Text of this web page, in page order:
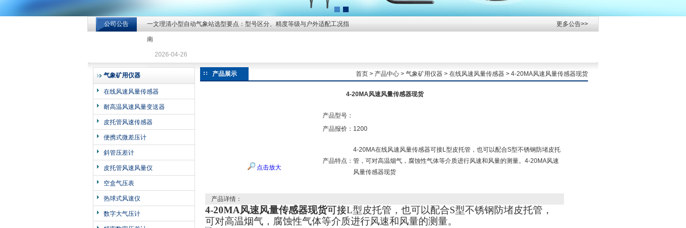
北京北拓仪器设备有限公司
公司公告 一文理清小型自动气象站选型要点：型号区分、精度等级与户外适配工况指
南
2026-04-26
更多公告>>
气象矿用仪器
在线风速风量传感器
耐高温风速风量变送器
皮托管风速传感器
便携式微差压计
斜管压差计
皮托管风速风量仪
空盒气压表
热球式风速仪
数字大气压计
产品展示 首页 > 产品中心 > 气象矿用仪器 > 在线风速风量传感器 > 4-20MA风速风量传感器现货
4-20MA风速风量传感器现货
点击放大
产品型号：
产品报价： 1200
产品特点：
4-20MA在线风速风量传感器可接L型皮托管，也可以配合S型不锈钢防堵皮托
管，可对高温烟气，腐蚀性气体等介质进行风速和风量的测量。4-20MA风速
风量传感器现货
产品详情：
4-20MA风速风量传感器现货可接L型皮托管，也可以配合S型不锈钢防堵皮托管，
可对高温烟气，腐蚀性气体等介质进行风速和风量的测量。